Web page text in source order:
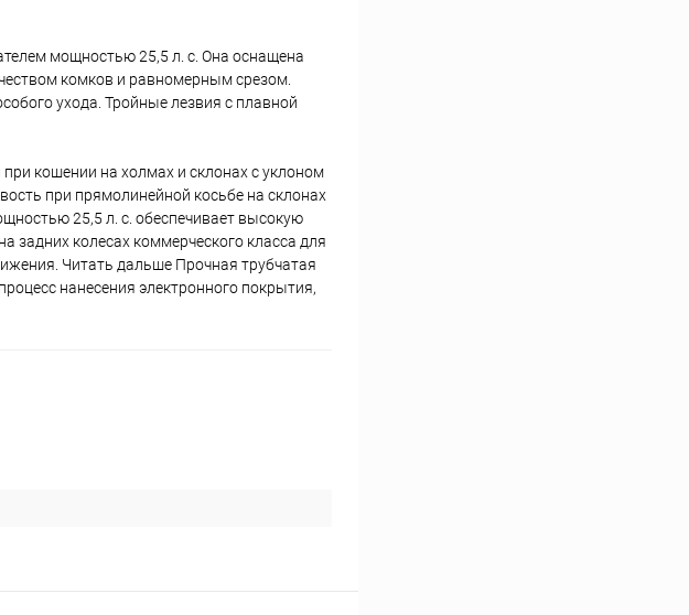
мощностью 25,5 л. с. Она оснащена
комков и равномерным срезом.
ухода. Тройные лезвия с плавной
кошении на холмах и склонах с уклоном
при прямолинейной косьбе на склонах
25,5 л. с. обеспечивает высокую
задних колесах коммерческого класса для
Читать дальше Прочная трубчатая
нанесения электронного покрытия,